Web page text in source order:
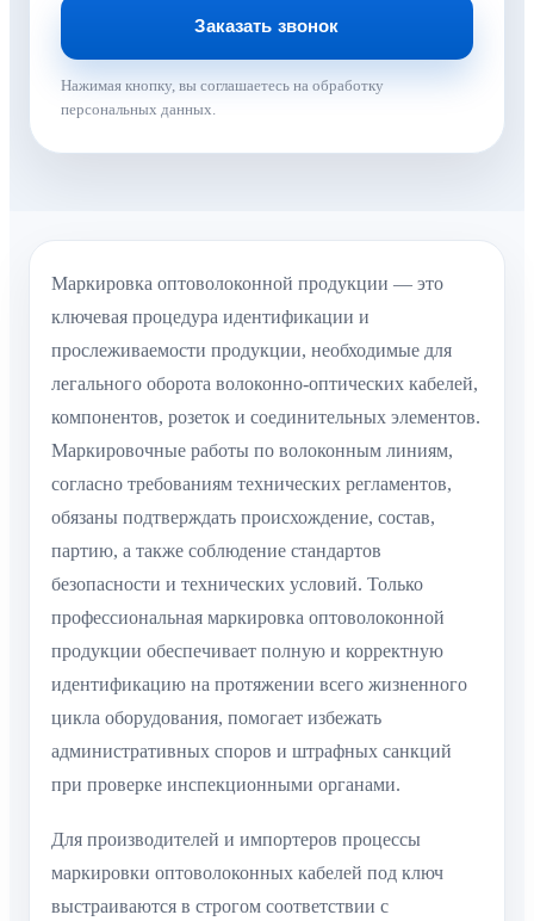
Нажимая кнопку, вы соглашаетесь на обработку
персональных данных.
Маркировка оптоволоконной продукции — это
ключевая процедура идентификации и
прослеживаемости продукции, необходимые для
легального оборота волоконно-оптических кабелей,
компонентов, розеток и соединительных элементов.
Маркировочные работы по волоконным линиям,
согласно требованиям технических регламентов,
обязаны подтверждать происхождение, состав,
партию, а также соблюдение стандартов
безопасности и технических условий. Только
профессиональная маркировка оптоволоконной
продукции обеспечивает полную и корректную
идентификацию на протяжении всего жизненного
цикла оборудования, помогает избежать
административных споров и штрафных санкций
при проверке инспекционными органами.
Для производителей и импортеров процессы
маркировки оптоволоконных кабелей под ключ
выстраиваются в строгом соответствии с